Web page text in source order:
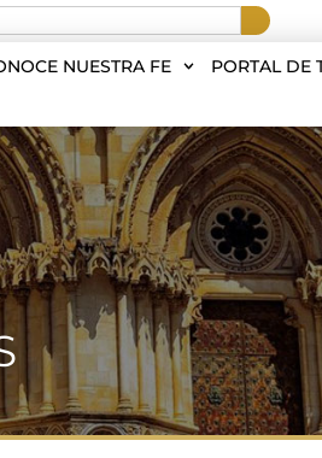
NUESTRA FE PORTAL DE